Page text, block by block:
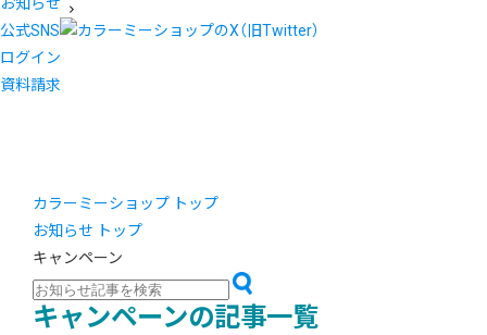
公式SNS
ログイン
資料請求
カラーミーショップ トップ
お知らせ トップ
キャンペーン
キャンペーンの記事一覧